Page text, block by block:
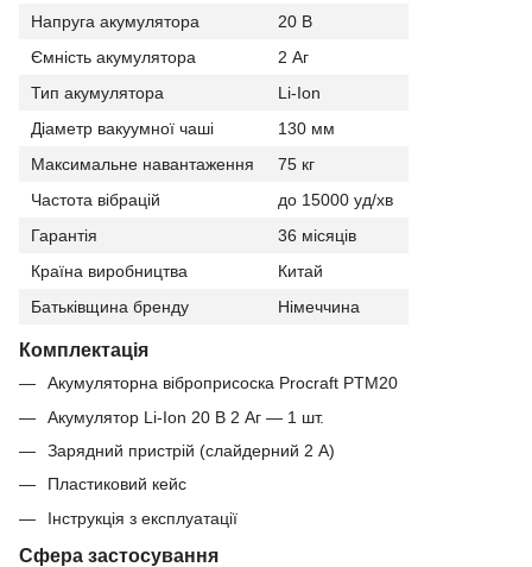
Напруга акумулятора
20 В
Ємність акумулятора
2 Аг
Тип акумулятора
Li-Ion
Діаметр вакуумної чаші
130 мм
Максимальне навантаження
75 кг
Частота вібрацій
до 15000 уд/хв
Гарантія
36 місяців
Країна виробництва
Китай
Батьківщина бренду
Німеччина
Комплектація
Акумуляторна віброприсоска Procraft PTM20
Акумулятор Li-Ion 20 В 2 Аг — 1 шт.
Зарядний пристрій (слайдерний 2 А)
Пластиковий кейс
Інструкція з експлуатації
Сфера застосування